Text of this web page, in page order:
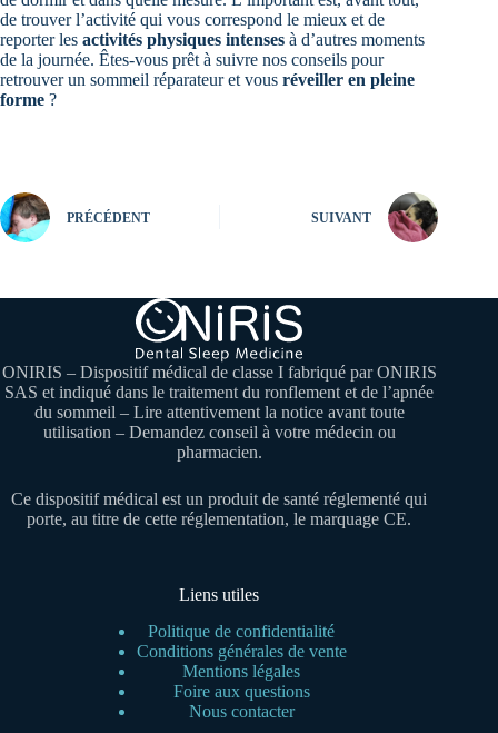
de trouver l’activité qui vous correspond le mieux et de
reporter les activités physiques intenses à d’autres moments
de la journée. Êtes-vous prêt à suivre nos conseils pour
retrouver un sommeil réparateur et vous réveiller en pleine
forme ?
PRÉCÉDENT SUIVANT
ONIRIS – Dispositif médical de classe I fabriqué par ONIRIS
SAS et indiqué dans le traitement du ronflement et de l’apnée
du sommeil – Lire attentivement la notice avant toute
utilisation – Demandez conseil à votre médecin ou
pharmacien.
Ce dispositif médical est un produit de santé réglementé qui
porte, au titre de cette réglementation, le marquage CE.
Liens utiles
Politique de confidentialité
Conditions générales de vente
Mentions légales
Foire aux questions
Nous contacter